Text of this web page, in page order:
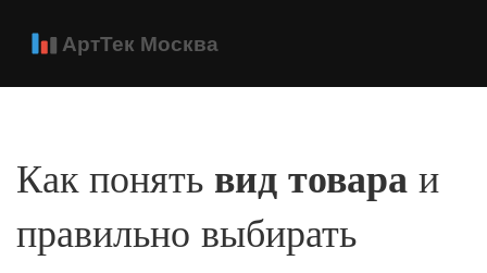
Как понять вид товара и
правильно выбирать